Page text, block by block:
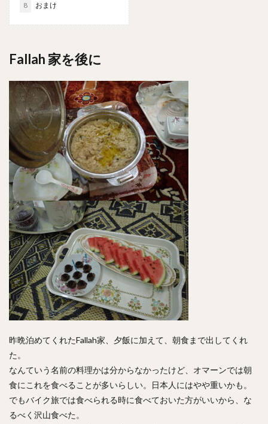
8 おまけ
Fallah 家を後に
昨晩泊めてくれたFallah家、夕飯に加えて、朝食まで出してくれ
た。
なんていう名前の料理かは分からなかったけど、オマーンでは朝
食にこれを食べることが多いらしい。日本人にはやや重いかも。
でもバイク旅では食べられる時に食べておいた方がいいから、な
るべく沢山食べた。